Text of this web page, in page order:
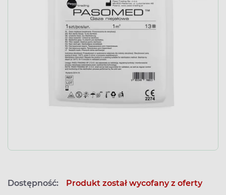
Dostępność: Produkt został wycofany z oferty